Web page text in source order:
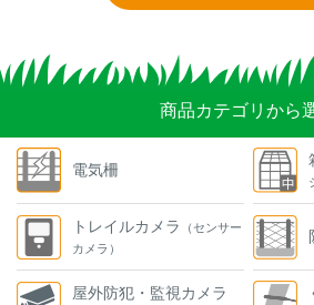
商品カテゴリから
電気柵
トレイルカメラ
（センサー
カメラ）
屋外防犯・監視カメラ